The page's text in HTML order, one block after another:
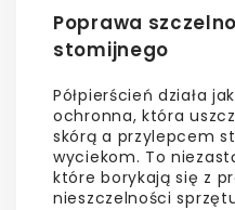
Poprawa
stomijnego
Półpierścień działa
ochronna, która
skórą a przylepcem
wyciekom. To
które borykają się z
nieszczelności